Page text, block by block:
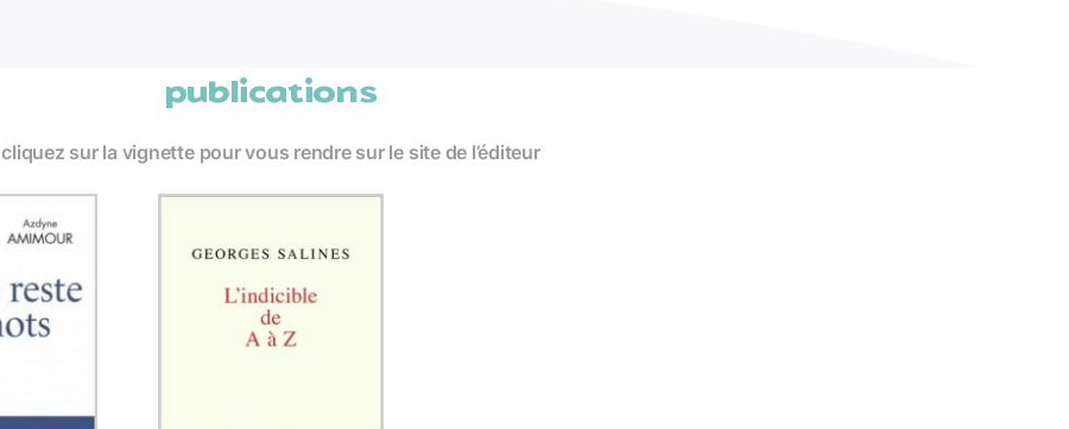
publications
cliquez sur la vignette pour vous rendre sur le site de l’éditeur